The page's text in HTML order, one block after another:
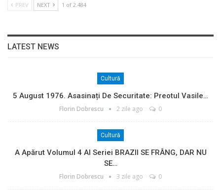
PREV NEXT 1 of 2.484
LATEST NEWS
Cultură
5 August 1976. Asasinați De Securitate: Preotul Vasile…
Florin Dobrescu 2 zile ago 0
Cultură
A Apărut Volumul 4 Al Seriei BRAZII SE FRÂNG, DAR NU
SE…
Florin Dobrescu 3 zile ago 0